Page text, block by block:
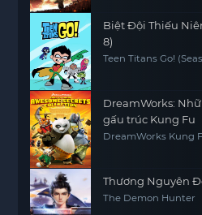
Biệt Đội Thiếu
8)
Teen Titans Go!
DreamWorks:
gấu trúc Kung Fu
DreamWorks Kung
Thương Nguyên
The Demon Hunter